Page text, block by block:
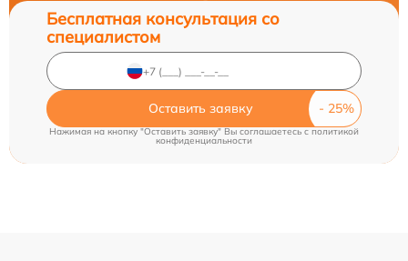
Бесплатная консультация со
специалистом
Оставить заявку
Нажимая на кнопку "Оставить заявку" Вы соглашаетесь c политикой
конфиденциальности